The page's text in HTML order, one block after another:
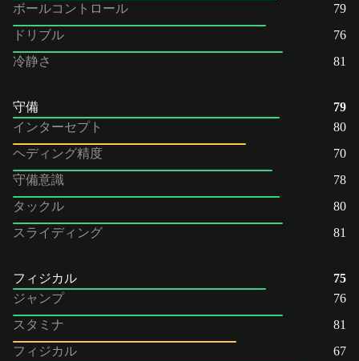
ボールコントロール
79
ドリブル
76
冷静さ
81
守備
79
インターセプト
80
ヘディング精度
70
守備意識
78
タックル
80
スライディング
81
フィジカル
75
ジャンプ
76
スタミナ
81
フィジカル
67